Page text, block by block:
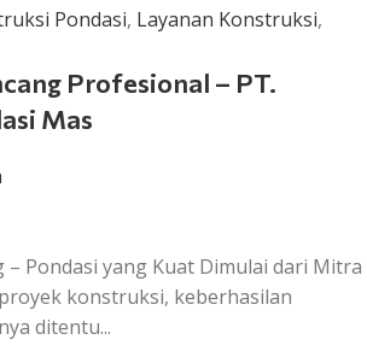
Pondasi, Layanan Konstruksi,
Profesional – PT.
Mas
– Pondasi yang Kuat Dimulai dari Mitra
konstruksi, keberhasilan
ditentu...